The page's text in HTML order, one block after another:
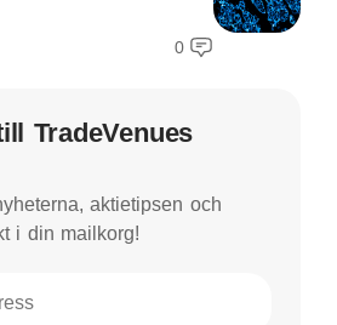
0
TradeVenues
aktietipsen och
i din mailkorg!